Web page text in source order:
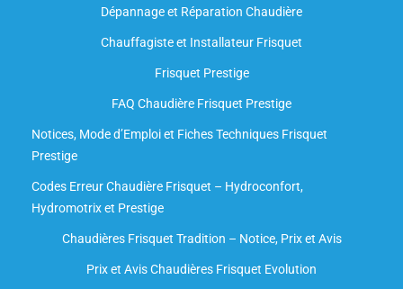
Dépannage et Réparation Chaudière
Chauffagiste et Installateur Frisquet
Frisquet Prestige
FAQ Chaudière Frisquet Prestige
Notices, Mode d’Emploi et Fiches Techniques Frisquet
Prestige
Codes Erreur Chaudière Frisquet – Hydroconfort,
Hydromotrix et Prestige
Chaudières Frisquet Tradition – Notice, Prix et Avis
Prix et Avis Chaudières Frisquet Evolution